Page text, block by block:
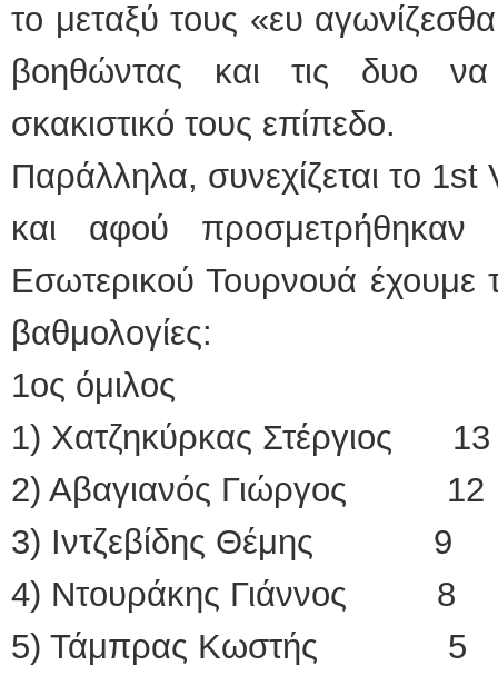
το μεταξύ τους «ευ
βοηθώντας και τις δυο
σκακιστικό τους επίπεδο.
Παράλληλα, συνεχίζεται το
και αφού
Εσωτερικού Τουρνουά έχουμε
βαθμολογίες:
1ος όμιλος
1) Χατζηκύρκας Στέργιος 13
2) Αβαγιανός Γιώργος 12
3) Ιντζεβίδης Θέμης 9
4) Ντουράκης Γιάννος 8
5) Τάμπρας Κωστής 5